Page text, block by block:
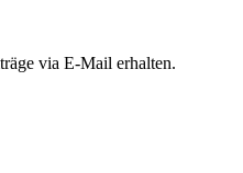
via E-Mail erhalten.